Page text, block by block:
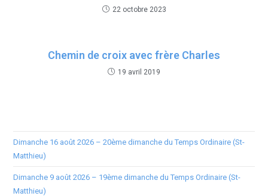
22 octobre 2023
Chemin de croix avec frère Charles
19 avril 2019
Dimanche 16 août 2026 – 20ème dimanche du Temps Ordinaire (St-
Matthieu)
Dimanche 9 août 2026 – 19ème dimanche du Temps Ordinaire (St-
Matthieu)